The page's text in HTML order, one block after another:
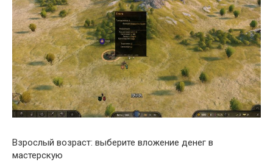
Взрослый возраст: выберите вложение денег в
мастерскую